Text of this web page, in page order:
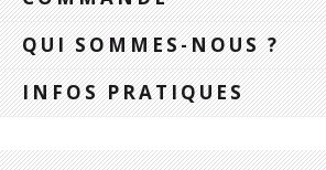
QUI SOMMES-NOUS ?
INFOS PRATIQUES